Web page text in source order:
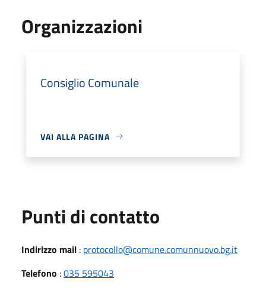
Organizzazioni
Consiglio Comunale
VAI ALLA PAGINA
Punti di contatto
Indirizzo mail : protocollo@comune.comunnuovo.bg.it
Telefono :035 595043